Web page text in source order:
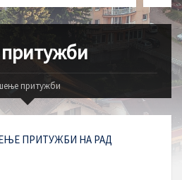
притужби
ПРИТУЖБИ НА РАД